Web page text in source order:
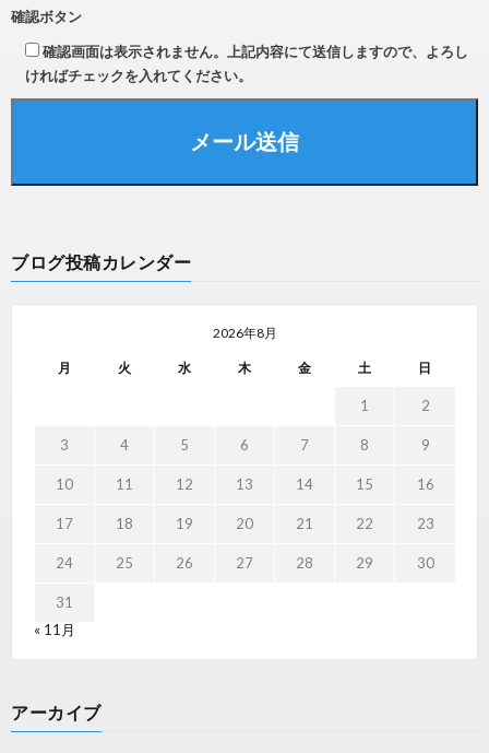
確認ボタン
確認画面は表示されません。上記内容にて送信しますので、よろし
ければチェックを入れてください。
ブログ投稿カレンダー
2026年8月
月 火 水 木 金 土 日
1 2
3 4 5 6 7 8 9
10 11 12 13 14 15 16
17 18 19 20 21 22 23
24 25 26 27 28 29 30
31
« 11月
アーカイブ